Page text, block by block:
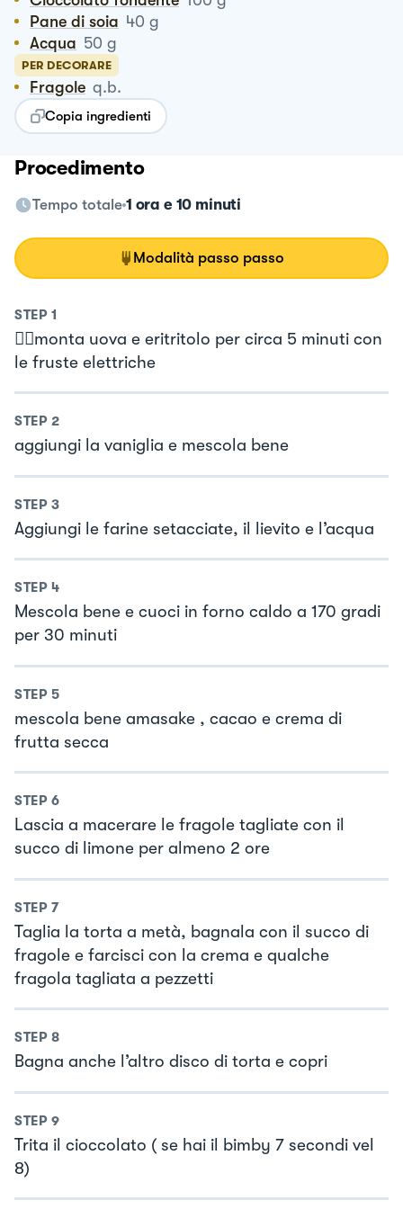
Pane di soia 40 g
Acqua 50 g
PER DECORARE
Fragole q.b.
Copia ingredienti
Procedimento
Tempo totale 1 ora e 10 minuti
Modalità passo passo
STEP 1
👉🏻monta uova e eritritolo per circa 5 minuti con
le fruste elettriche
STEP 2
aggiungi la vaniglia e mescola bene
STEP 3
Aggiungi le farine setacciate, il lievito e l’acqua
STEP 4
Mescola bene e cuoci in forno caldo a 170 gradi
per 30 minuti
STEP 5
mescola bene amasake , cacao e crema di
frutta secca
STEP 6
Lascia a macerare le fragole tagliate con il
succo di limone per almeno 2 ore
STEP 7
Taglia la torta a metà, bagnala con il succo di
fragole e farcisci con la crema e qualche
fragola tagliata a pezzetti
STEP 8
Bagna anche l’altro disco di torta e copri
STEP 9
Trita il cioccolato ( se hai il bimby 7 secondi vel
8)